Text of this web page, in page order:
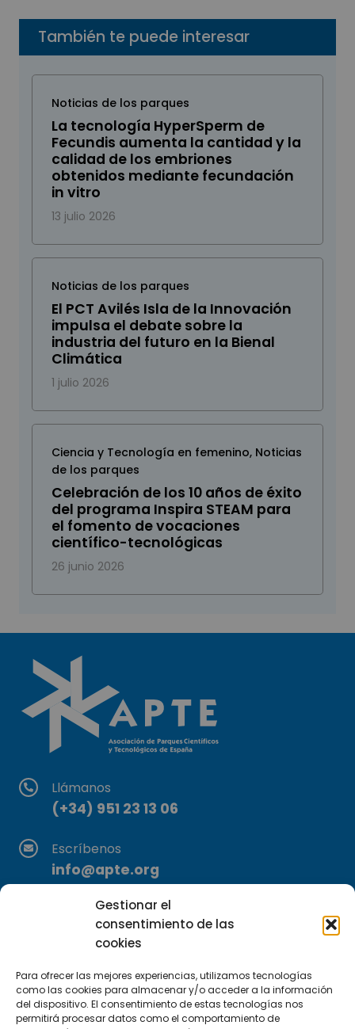
Gestionar el
consentimiento de las
cookies
Para ofrecer las mejores experiencias, utilizamos tecnologías
como las cookies para almacenar y/o acceder a la información
del dispositivo. El consentimiento de estas tecnologías nos
permitirá procesar datos como el comportamiento de
También te puede interesar
Noticias de los parques
La tecnología HyperSperm de
Fecundis aumenta la cantidad y la
calidad de los embriones
obtenidos mediante fecundación
in vitro
13 julio 2026
Noticias de los parques
El PCT Avilés Isla de la Innovación
impulsa el debate sobre la
industria del futuro en la Bienal
Climática
1 julio 2026
Ciencia y Tecnología en femenino, Noticias
de los parques
Celebración de los 10 años de éxito
del programa Inspira STEAM para
el fomento de vocaciones
científico-tecnológicas
26 junio 2026
Llámanos
(+34) 951 23 13 06
Escríbenos
info@apte.org
Encuéntranos
C/Marie Curie, 35
29590 Campanillas, Málaga